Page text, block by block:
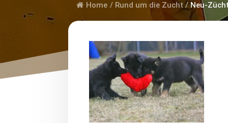
Home / Rund um die Zucht / Neu-